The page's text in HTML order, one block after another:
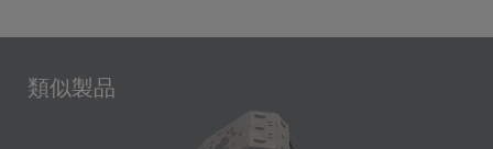
類似製品